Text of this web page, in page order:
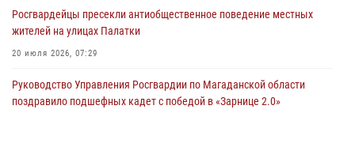
Росгвардейцы пресекли антиобщественное поведение местных
жителей на улицах Палатки
20 июля 2026, 07:29
Руководство Управления Росгвардии по Магаданской области
поздравило подшефных кадет с победой в «Зарнице 2.0»